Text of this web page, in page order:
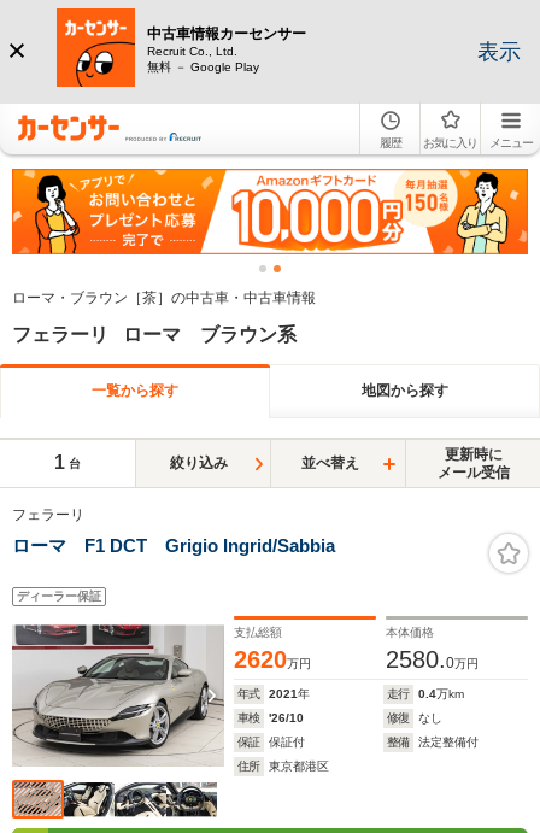
中古車情報カーセンサー
Recruit Co., Ltd.
無料 － Google Play
表示
履歴 お気に入り メニュー
ローマ・ブラウン［茶］の中古車・中古車情報
フェラーリ ローマ ブラウン系
一覧から探す 地図から探す
1 台 絞り込み 並べ替え
更新時に
メール受信
フェラーリ
ローマ F1 DCT Grigio Ingrid/Sabbia
ディーラー保証
支払総額
2620万円
本体価格
2580.0万円
年式 2021年 走行 0.4万km
車検
'26/10 修復
なし
保証
保証付 整備
法定整備付
住所
東京都港区